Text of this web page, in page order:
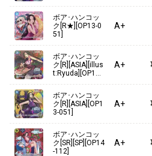
プレミアムカードコレクション-Live
プレミアムカードコレクション CARD
1st ANNIVERSARY SET
プレミアムカードコレクション- ベス
プレミアムカードコレクション-ウタ-
プレミアムカードコレクション -ガール
ボア･ハンコッ
ク[R★][OP13-0
51]
A+
ボア･ハンコッ
ク[R][ASIA][illus
t:Ryuda][OP13-
A+
ボア･ハンコッ
ク[R][ASIA][OP1
3-051]
A+
ボア･ハンコッ
ク[SR][SP][OP14
-112]
A+